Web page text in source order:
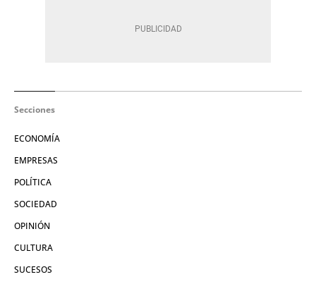
Secciones
ECONOMÍA
EMPRESAS
POLÍTICA
SOCIEDAD
OPINIÓN
CULTURA
SUCESOS